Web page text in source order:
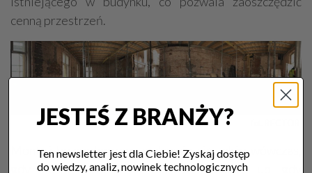
cenną przestrzeń.
Montaż bezpodporowy wykonuje się także wówczas,
gdy pomieszczenia są bardzo wysokie lub gdy
JESTEŚ Z BRANŻY?
Ten newsletter jest dla Ciebie! Zyskaj dostęp
do wiedzy, analiz, nowinek technologicznych